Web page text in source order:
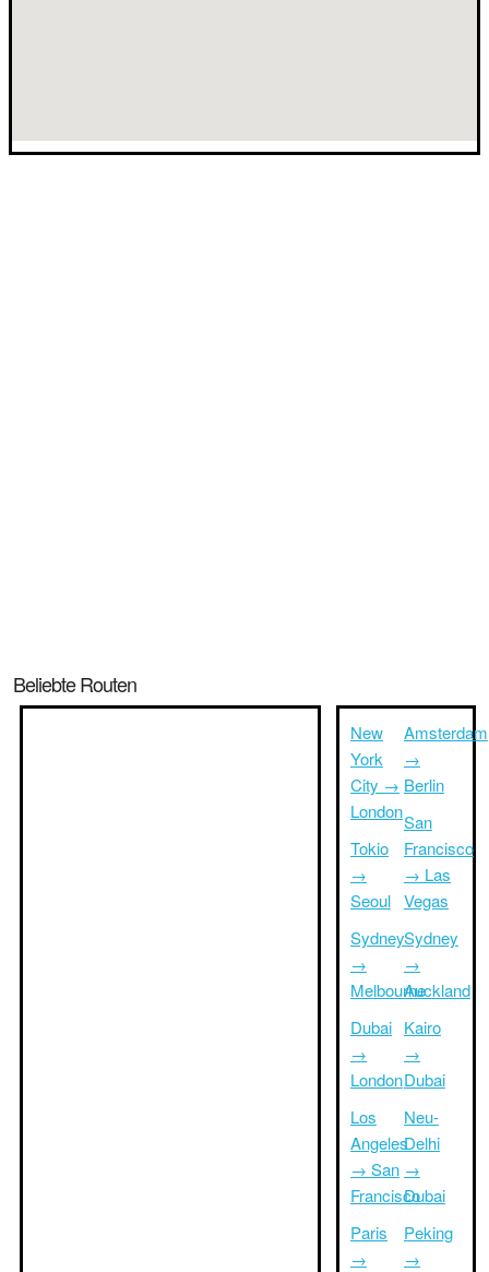
Beliebte Routen
New
York
City →
London
Tokio
→
Seoul
Sydney
→
Melbourne
Dubai
→
London
Los
Angeles
→ San
Francisco
Paris
→
Amsterdam
→
Berlin
San
Francisco
→ Las
Vegas
Sydney
→
Auckland
Kairo
→
Dubai
Neu-
Delhi
→
Dubai
Peking
→